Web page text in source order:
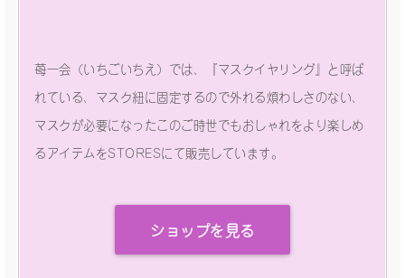
苺一会（いちごいちえ）では、『マスクイヤリング』と呼ば
れている、マスク紐に固定するので外れる煩わしさのない、
マスクが必要になったこのご時世でもおしゃれをより楽しめ
るアイテムをSTORESにて販売しています。
ショップを見る